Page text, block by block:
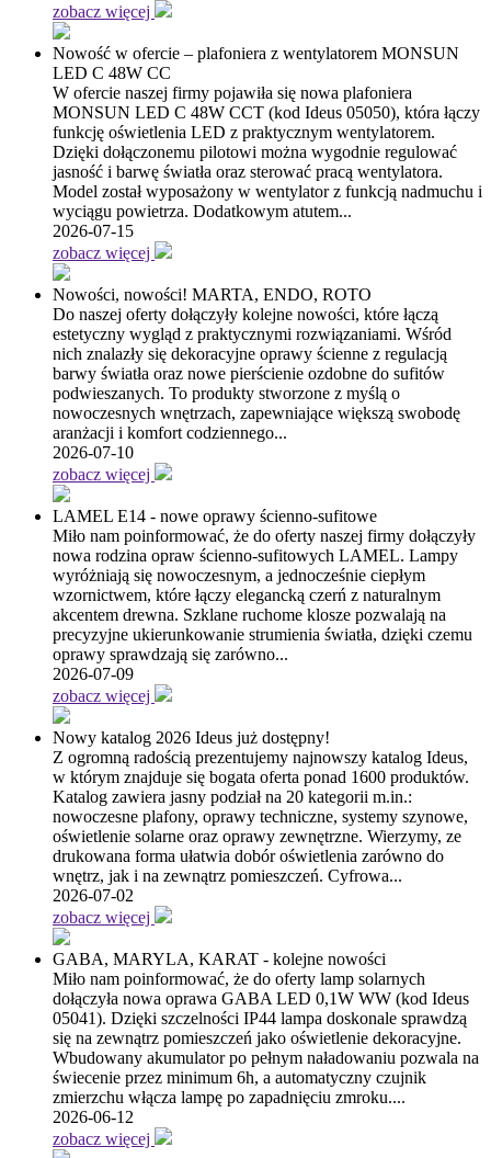
zobacz więcej
Nowość w ofercie – plafoniera z wentylatorem MONSUN
LED C 48W CC
W ofercie naszej firmy pojawiła się nowa plafoniera
MONSUN LED C 48W CCT (kod Ideus 05050), która łączy
funkcję oświetlenia LED z praktycznym wentylatorem.
Dzięki dołączonemu pilotowi można wygodnie regulować
jasność i barwę światła oraz sterować pracą wentylatora.
Model został wyposażony w wentylator z funkcją nadmuchu i
wyciągu powietrza. Dodatkowym atutem...
2026-07-15
zobacz więcej
Nowości, nowości! MARTA, ENDO, ROTO
Do naszej oferty dołączyły kolejne nowości, które łączą
estetyczny wygląd z praktycznymi rozwiązaniami. Wśród
nich znalazły się dekoracyjne oprawy ścienne z regulacją
barwy światła oraz nowe pierścienie ozdobne do sufitów
podwieszanych. To produkty stworzone z myślą o
nowoczesnych wnętrzach, zapewniające większą swobodę
aranżacji i komfort codziennego...
2026-07-10
zobacz więcej
LAMEL E14 - nowe oprawy ścienno-sufitowe
Miło nam poinformować, że do oferty naszej firmy dołączyły
nowa rodzina opraw ścienno-sufitowych LAMEL. Lampy
wyróżniają się nowoczesnym, a jednocześnie ciepłym
wzornictwem, które łączy elegancką czerń z naturalnym
akcentem drewna. Szklane ruchome klosze pozwalają na
precyzyjne ukierunkowanie strumienia światła, dzięki czemu
oprawy sprawdzają się zarówno...
2026-07-09
zobacz więcej
Nowy katalog 2026 Ideus już dostępny!
Z ogromną radością prezentujemy najnowszy katalog Ideus,
w którym znajduje się bogata oferta ponad 1600 produktów.
Katalog zawiera jasny podział na 20 kategorii m.in.:
nowoczesne plafony, oprawy techniczne, systemy szynowe,
oświetlenie solarne oraz oprawy zewnętrzne. Wierzymy, ze
drukowana forma ułatwia dobór oświetlenia zarówno do
wnętrz, jak i na zewnątrz pomieszczeń. Cyfrowa...
2026-07-02
zobacz więcej
GABA, MARYLA, KARAT - kolejne nowości
Miło nam poinformować, że do oferty lamp solarnych
dołączyła nowa oprawa GABA LED 0,1W WW (kod Ideus
05041). Dzięki szczelności IP44 lampa doskonale sprawdzą
się na zewnątrz pomieszczeń jako oświetlenie dekoracyjne.
Wbudowany akumulator po pełnym naładowaniu pozwala na
świecenie przez minimum 6h, a automatyczny czujnik
zmierzchu włącza lampę po zapadnięciu zmroku....
2026-06-12
zobacz więcej